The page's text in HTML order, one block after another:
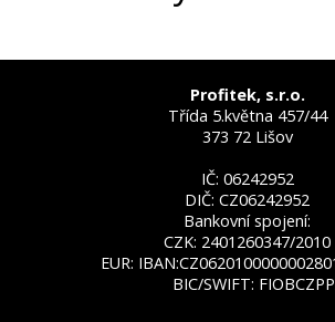
Profitek, s.r.o.
Třída 5.května 457/44
373 72 Lišov
IČ: 06242952
DIČ: CZ06242952
Bankovní spojení:
CZK: 2401260347/2010
EUR:
BIC/SWIFT: